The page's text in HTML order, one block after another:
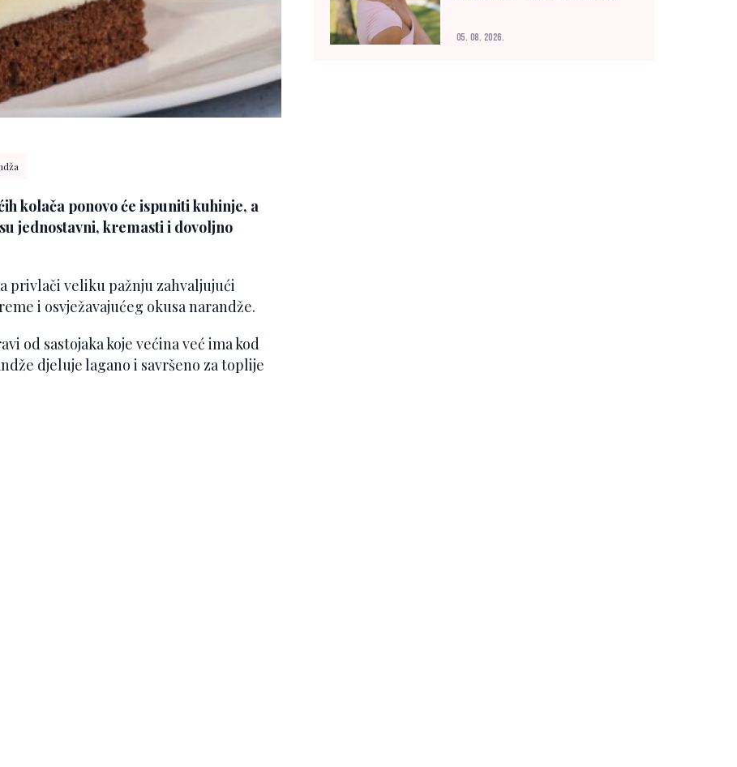
kolača ponovo će ispuniti kuhinje, a
jednostavni, kremasti i dovoljno
privlači veliku pažnju zahvaljujući
i osvježavajućeg okusa narandže.
od sastojaka koje većina već ima kod
djeluje lagano i savršeno za toplije
05. 08. 2026.